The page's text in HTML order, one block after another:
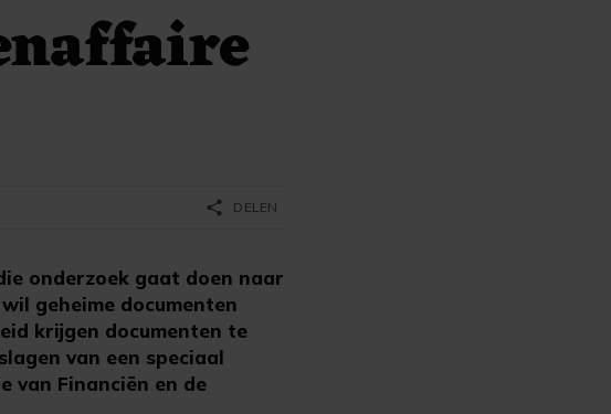
onderzoek gaat doen naar
geheime documenten
krijgen documenten te
van een speciaal
van Financiën en de
share DELEN